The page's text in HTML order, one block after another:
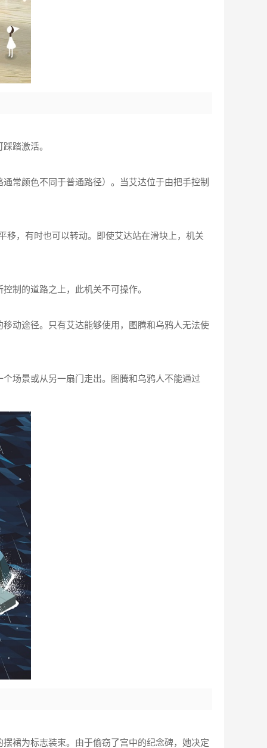
踏激活。
常颜色不同于普通路径）。当艾达位于由把手控制
移，有时也可以转动。即使艾达站在滑块上，机关
制的道路之上，此机关不可操作。
动途径。只有艾达能够使用，图腾和乌鸦人无法使
场景或从另一扇门走出。图腾和乌鸦人不能通过
裙为标志装束。由于偷窃了宫中的纪念碑，她决定